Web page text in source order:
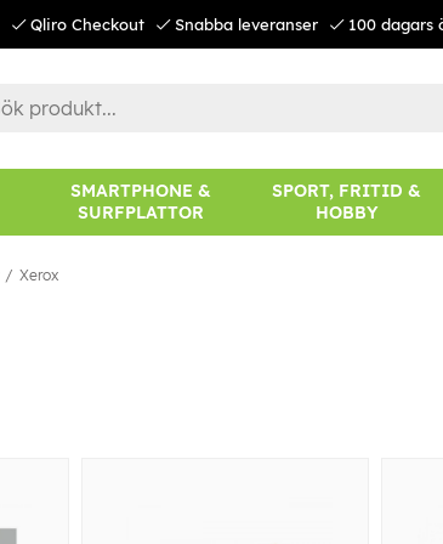
Qliro Checkout Snabba leveranser 100 dagars
SMARTPHONE &
SURFPLATTOR
SPORT, FRITID &
HOBBY
Xerox